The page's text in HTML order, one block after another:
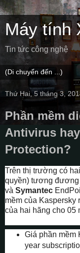
Máy tính
Tin tức công nghệ
Thứ Hai, 5 tháng 3,
Phần mềm
Antivirus
Protection?
Trên thị trường có
quyền) tương đương
và Symantec
mềm của Kaspersky
của hai hãng cho 05
Giá phần mềm
year